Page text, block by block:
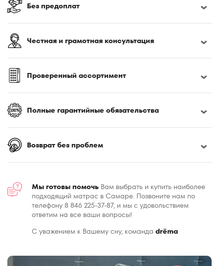
Без предоплат
Честная и грамотная консультация
Проверенный ассортимент
Полные гарантийные обязательства
Возврат без проблем
Мы готовы помочь Вам выбрать и купить наиболее
подходящий матрас в Самаре. Позвоните нам по
телефону 8 846 225-37-87, и мы с удовольствием
ответим на все ваши вопросы!
С уважением к Вашему сну, команда drёma